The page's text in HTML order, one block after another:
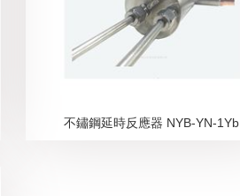
不鏽鋼延時反應器 NYB-YN-1Yb